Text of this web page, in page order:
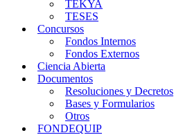
TEKYA
TESES
Concursos
Fondos Internos
Fondos Externos
Ciencia Abierta
Documentos
Resoluciones y Decretos
Bases y Formularios
Otros
FONDEQUIP